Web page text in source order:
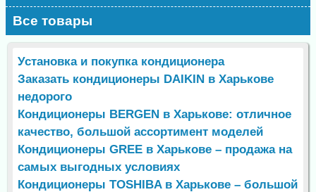
Все товары
Установка и покупка кондиционера
Заказать кондиционеры DAIKIN в Харькове
недорого
Кондиционеры BERGEN в Харькове: отличное
качество, большой ассортимент моделей
Кондиционеры GREE в Харькове – продажа на
самых выгодных условиях
Кондиционеры TOSHIBA в Харькове – большой